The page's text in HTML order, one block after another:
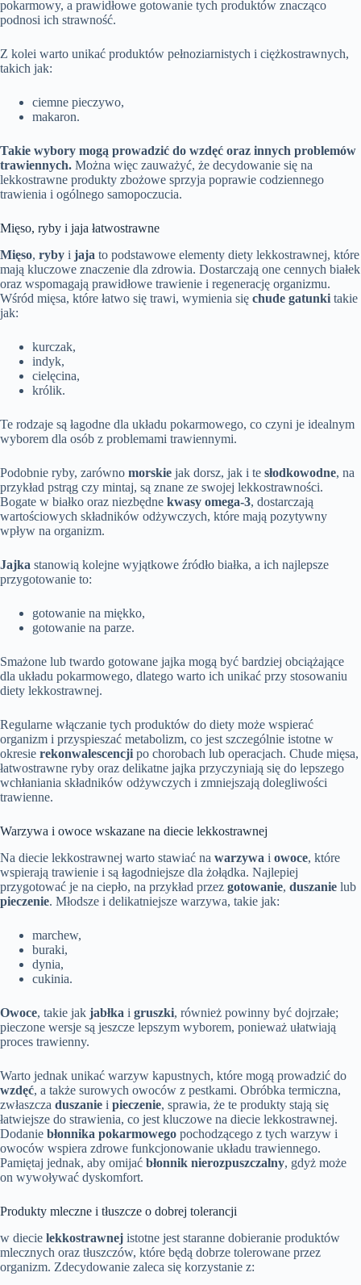
pokarmowy, a prawidłowe gotowanie tych produktów znacząco
podnosi ich strawność.
Z kolei warto unikać produktów pełnoziarnistych i ciężkostrawnych,
takich jak:
ciemne pieczywo,
makaron.
Takie wybory mogą prowadzić do wzdęć oraz innych problemów
trawiennych. Można więc zauważyć, że decydowanie się na
lekkostrawne produkty zbożowe sprzyja poprawie codziennego
trawienia i ogólnego samopoczucia.
Mięso, ryby i jaja łatwostrawne
Mięso, ryby i jaja to podstawowe elementy diety lekkostrawnej, które
mają kluczowe znaczenie dla zdrowia. Dostarczają one cennych białek
oraz wspomagają prawidłowe trawienie i regenerację organizmu.
Wśród mięsa, które łatwo się trawi, wymienia się chude gatunki takie
jak:
kurczak,
indyk,
cielęcina,
królik.
Te rodzaje są łagodne dla układu pokarmowego, co czyni je idealnym
wyborem dla osób z problemami trawiennymi.
Podobnie ryby, zarówno morskie jak dorsz, jak i te słodkowodne, na
przykład pstrąg czy mintaj, są znane ze swojej lekkostrawności.
Bogate w białko oraz niezbędne kwasy omega-3, dostarczają
wartościowych składników odżywczych, które mają pozytywny
wpływ na organizm.
Jajka stanowią kolejne wyjątkowe źródło białka, a ich najlepsze
przygotowanie to:
gotowanie na miękko,
gotowanie na parze.
Smażone lub twardo gotowane jajka mogą być bardziej obciążające
dla układu pokarmowego, dlatego warto ich unikać przy stosowaniu
diety lekkostrawnej.
Regularne włączanie tych produktów do diety może wspierać
organizm i przyspieszać metabolizm, co jest szczególnie istotne w
okresie rekonwalescencji po chorobach lub operacjach. Chude mięsa,
łatwostrawne ryby oraz delikatne jajka przyczyniają się do lepszego
wchłaniania składników odżywczych i zmniejszają dolegliwości
trawienne.
Warzywa i owoce wskazane na diecie lekkostrawnej
Na diecie lekkostrawnej warto stawiać na warzywa i owoce, które
wspierają trawienie i są łagodniejsze dla żołądka. Najlepiej
przygotować je na ciepło, na przykład przez gotowanie, duszanie lub
pieczenie. Młodsze i delikatniejsze warzywa, takie jak:
marchew,
buraki,
dynia,
cukinia.
Owoce, takie jak jabłka i gruszki, również powinny być dojrzałe;
pieczone wersje są jeszcze lepszym wyborem, ponieważ ułatwiają
proces trawienny.
Warto jednak unikać warzyw kapustnych, które mogą prowadzić do
wzdęć, a także surowych owoców z pestkami. Obróbka termiczna,
zwłaszcza duszanie i pieczenie, sprawia, że te produkty stają się
łatwiejsze do strawienia, co jest kluczowe na diecie lekkostrawnej.
Dodanie błonnika pokarmowego pochodzącego z tych warzyw i
owoców wspiera zdrowe funkcjonowanie układu trawiennego.
Pamiętaj jednak, aby omijać błonnik nierozpuszczalny, gdyż może
on wywoływać dyskomfort.
Produkty mleczne i tłuszcze o dobrej tolerancji
w diecie lekkostrawnej istotne jest staranne dobieranie produktów
mlecznych oraz tłuszczów, które będą dobrze tolerowane przez
organizm. Zdecydowanie zaleca się korzystanie z: